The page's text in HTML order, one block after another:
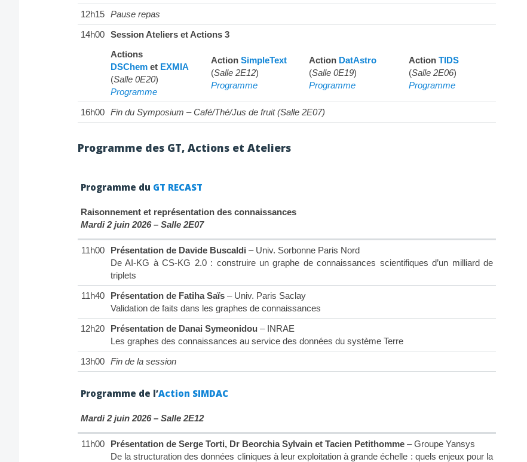
12h15 Pause repas
14h00 Session Ateliers et Actions 3
Actions
DSChemet EXMIA
(Salle 0E20)
Programme
Action SimpleText
(Salle 2E12)
Programme
Action DatAstro
(Salle 0E19)
Programme
Action TIDS
(Salle 2E06)
Programme
16h00 Fin du Symposium – Café/Thé/Jus de fruit (Salle 2E07)
Programme des GT, Actions et Ateliers
Programme du GT RECAST
Raisonnement et représentation des connaissances
Mardi 2 juin 2026 – Salle 2E07
11h00 Présentation de Davide Buscaldi – Univ. Sorbonne Paris Nord
De AI-KG à CS-KG 2.0 : construire un graphe de connaissances scientifiques d’un milliard de
triplets
11h40
Présentation de Fatiha Saïs– Univ. Paris Saclay
Validation de faits dans les graphes de connaissances
12h20
Présentation de Danai Symeonidou – INRAE
Les graphes des connaissances au service des données du système Terre
13h00 Fin de la session
Programme de l’Action SIMDAC
Mardi 2 juin 2026 – Salle 2E12
11h00 Présentation de Serge Torti, Dr Beorchia Sylvain et Tacien Petithomme– Groupe Yansys
De la structuration des données cliniques à leur exploitation à grande échelle : quels enjeux pour la